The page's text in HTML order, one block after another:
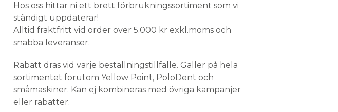
Hos oss hittar ni ett brett förbrukningssortiment som vi
ständigt uppdaterar!
Alltid fraktfritt vid order över 5.000 kr exkl.moms och
snabba leveranser.
Rabatt dras vid varje beställningstillfälle. Gäller på hela
sortimentet förutom Yellow Point, PoloDent och
småmaskiner. Kan ej kombineras med övriga kampanjer
eller rabatter.